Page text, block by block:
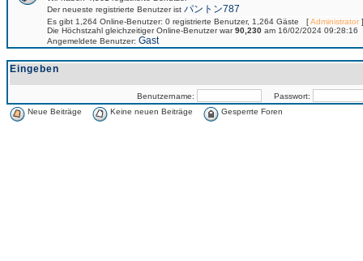
Der neueste registrierte Benutzer ist パントン787
Es gibt 1,264 Online-Benutzer: 0 registrierte Benutzer, 1,264 Gäste [Administrator
Die Höchstzahl gleichzeitiger Online-Benutzer war90,230 am 16/02/2024 09:28:16
Angemeldete Benutzer: Gast
Eingeben
Benutzername:
Passwort:
Neue Beiträge
Keine neuen Beiträge Gesperrte Foren